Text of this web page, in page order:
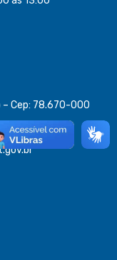
– Cep: 78.670-000